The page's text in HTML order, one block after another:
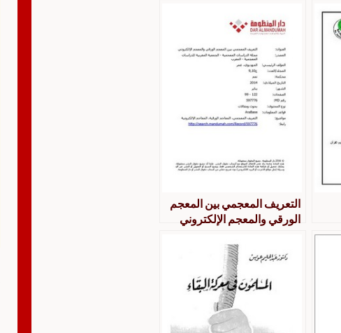
التعريف المعجمي بين المعجم
الورقي والمعجم الإلكتروني